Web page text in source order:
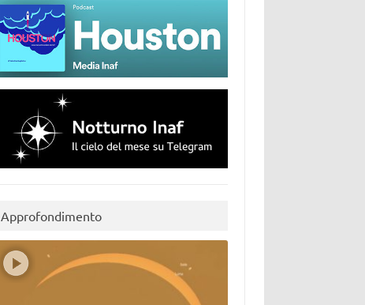
Approfondimento